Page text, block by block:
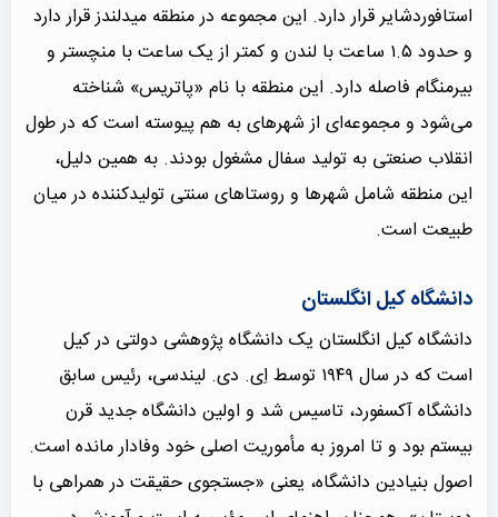
استافوردشایر قرار دارد. این مجموعه در منطقه میدلندز قرار دارد
و حدود ۱.۵ ساعت با لندن و کمتر از یک ساعت با منچستر و
بیرمنگام فاصله دارد. این منطقه با نام «پاتریس» شناخته
می‌شود و مجموعه‌ای از شهرهای به هم پیوسته است که در طول
انقلاب صنعتی به تولید سفال مشغول بودند. به همین دلیل،
این منطقه شامل شهرها و روستاهای سنتی تولیدکننده در میان
طبیعت است.
دانشگاه کیل انگلستان
دانشگاه کیل انگلستان یک دانشگاه پژوهشی دولتی در کیل
است که در سال ۱۹۴۹ توسط اِی. دی. لیندسی، رئیس سابق
دانشگاه آکسفورد، تاسیس شد و اولین دانشگاه جدید قرن
بیستم بود و تا امروز به مأموریت اصلی خود وفادار مانده است.
اصول بنیادین دانشگاه، یعنی «جستجوی حقیقت در همراهی با